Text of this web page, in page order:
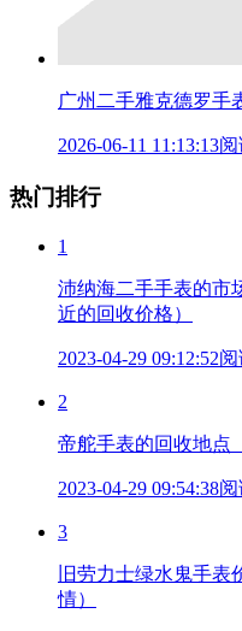
广州二手雅克德罗手
2026-06-11 11:13:13阅
热门排行
1
沛纳海二手手表的市
近的回收价格）
2023-04-29 09:12:52阅
2
帝舵手表的回收地点
2023-04-29 09:54:38阅
3
旧劳力士绿水鬼手
情）